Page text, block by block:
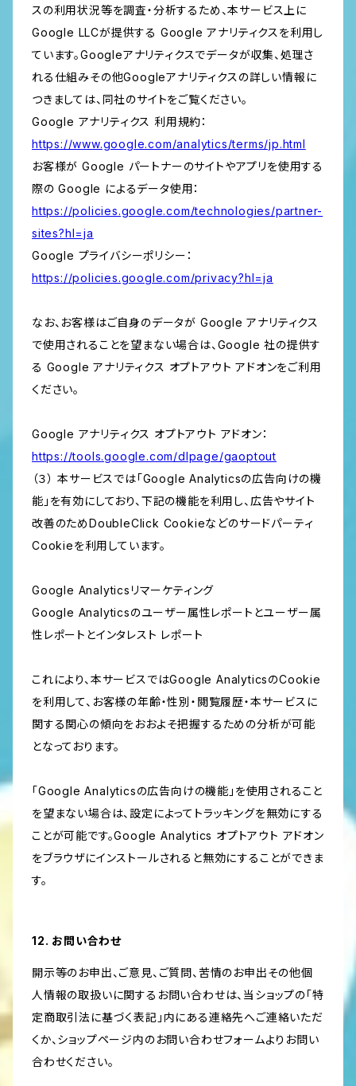
スの利用状況等を調査・分析するため、本サービス上に
Google LLCが提供する Google アナリティクスを利用し
ています。Googleアナリティクスでデータが収集、処理さ
れる仕組みその他Googleアナリティクスの詳しい情報に
つきましては、同社のサイトをご覧ください。
Google アナリティクス 利用規約：
https://www.google.com/analytics/terms/jp.html
お客様が Google パートナーのサイトやアプリを使用する
際の Google によるデータ使用：
https://policies.google.com/technologies/partner-
sites?hl=ja
Google プライバシーポリシー：
https://policies.google.com/privacy?hl=ja
なお、お客様はご自身のデータが Google アナリティクス
で使用されることを望まない場合は、Google 社の提供す
る Google アナリティクス オプトアウト アドオンをご利用
ください。
Google アナリティクス オプトアウト アドオン：
https://tools.google.com/dlpage/gaoptout
（３） 本サービスでは「Google Analyticsの広告向けの機
能」を有効にしており、下記の機能を利用し、広告やサイト
改善のためDoubleClick Cookieなどのサードパーティ
Cookieを利用しています。
Google Analyticsリマーケティング
Google Analyticsのユーザー属性レポートとユーザー属
性レポートとインタレスト レポート
これにより、本サービスではGoogle AnalyticsのCookie
を利用して、お客様の年齢・性別・閲覧履歴・本サービスに
関する関心の傾向をおおよそ把握するための分析が可能
となっております。
「Google Analyticsの広告向けの機能」を使用されること
を望まない場合は、設定によってトラッキングを無効にする
ことが可能です。Google Analytics オプトアウト アドオン
をブラウザにインストールされると無効にすることができま
す。
12. お問い合わせ
開示等のお申出、ご意見、ご質問、苦情のお申出その他個
人情報の取扱いに関するお問い合わせは、当ショップの「特
定商取引法に基づく表記」内にある連絡先へご連絡いただ
くか、ショップページ内のお問い合わせフォームよりお問い
合わせください。